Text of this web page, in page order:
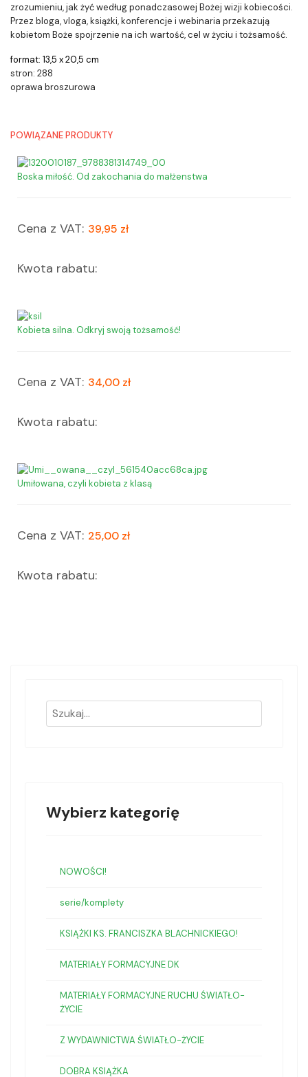
zrozumieniu, jak żyć według ponadczasowej Bożej wizji kobiecości.
Przez bloga, vloga, książki, konferencje i webinaria przekazują
kobietom Boże spojrzenie na ich wartość, cel w życiu i tożsamość.
format: 13,5 x 20,5 cm
stron: 288
oprawa broszurowa
POWIĄZANE PRODUKTY
Boska miłość. Od zakochania do małżenstwa
Cena z VAT: 39,95 zł
Kwota rabatu:
Kobieta silna. Odkryj swoją tożsamość!
Cena z VAT: 34,00 zł
Kwota rabatu:
Umiłowana, czyli kobieta z klasą
Cena z VAT: 25,00 zł
Kwota rabatu:
Wybierz kategorię
NOWOŚCI!
serie/komplety
KSIĄŻKI KS. FRANCISZKA BLACHNICKIEGO!
MATERIAŁY FORMACYJNE DK
MATERIAŁY FORMACYJNE RUCHU ŚWIATŁO-
ŻYCIE
Z WYDAWNICTWA ŚWIATŁO-ŻYCIE
DOBRA KSIĄŻKA